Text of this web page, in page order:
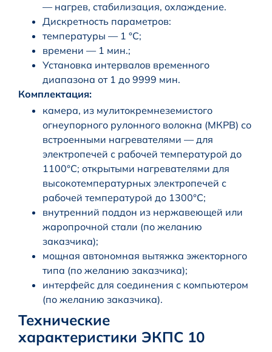
— нагрев, стабилизация, охлаждение.
Дискретность параметров:
температуры — 1 °С;
времени — 1 мин.;
Установка интервалов временного
диапазона от 1 до 9999 мин.
Комплектация:
камера, из мулитокремнеземистого
огнеупорного рулонного волокна (МКРВ) со
встроенными нагревателями — для
электропечей с рабочей температурой до
1100°С; открытыми нагревателями для
высокотемпературных электропечей с
рабочей температурой до 1300°С;
внутренний поддон из нержавеющей или
жаропрочной стали (по желанию
заказчика);
мощная автономная вытяжка эжекторного
типа (по желанию заказчика);
интерфейс для соединения с компьютером
(по желанию заказчика).
Технические
характеристики ЭКПС 10